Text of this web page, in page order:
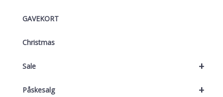
GAVEKORT
Christmas
+
Sale
+
Påskesalg